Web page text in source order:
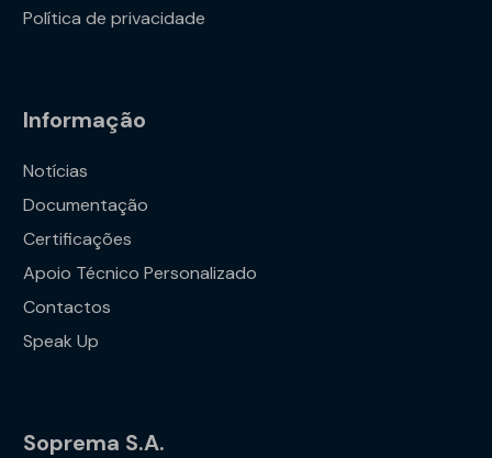
Política de privacidade
Informação
Notícias
Documentação
Certificações
Apoio Técnico Personalizado
Contactos
Speak Up
Soprema S.A.